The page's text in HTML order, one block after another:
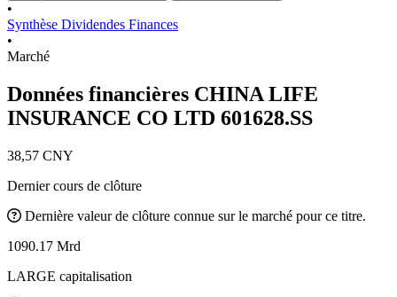
•
Synthèse Dividendes Finances
•
Marché
Données financières CHINA LIFE
INSURANCE CO LTD 601628.SS
38,57 CNY
Dernier cours de clôture
Dernière valeur de clôture connue sur le marché pour ce titre.
1090.17 Mrd
LARGE capitalisation